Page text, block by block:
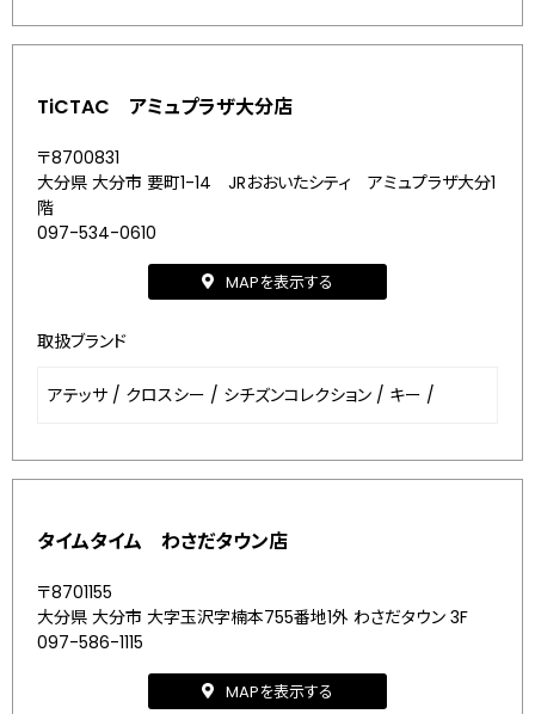
TiCTAC アミュプラザ大分店
〒8700831
大分県 大分市 要町1-14 JRおおいたシティ アミュプラザ大分1
階
097-534-0610
MAPを表示する
取扱ブランド
アテッサ / クロスシー / シチズンコレクション / キー /
タイムタイム わさだタウン店
〒8701155
大分県 大分市 大字玉沢字楠本755番地1外 わさだタウン 3F
097-586-1115
MAPを表示する